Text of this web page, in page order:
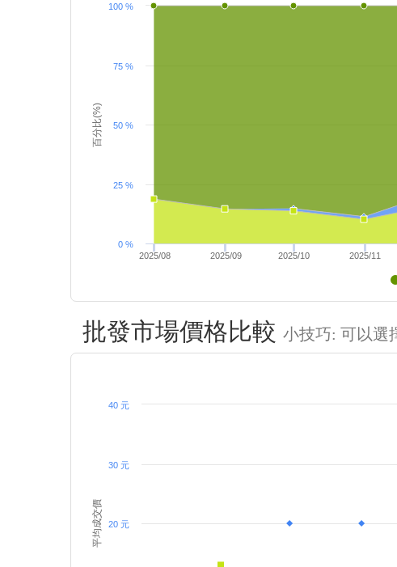
百分比(%)
2025/08 2025/09 2025/10 2025/11
0 %
25 %
50 %
75 %
100 %
批發市場價格比較 小技巧: 可以選
平均成交價 20 元
30 元
40 元